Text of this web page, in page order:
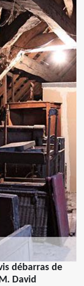
débarras de
David